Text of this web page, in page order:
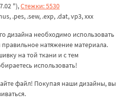
"),Стежки: 5530
.pes, .sew, .exp, .dat, vp3, xxx
дизайна необходимо использовать
натяжение материала.
на той ткани и с тем
использовать!
файл! Покупая наши дизайны, вы